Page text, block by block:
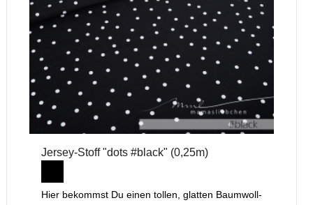
Jersey-Stoff "dots #black" (0,25m)
Hier bekommst Du einen tollen, glatten Baumwoll-